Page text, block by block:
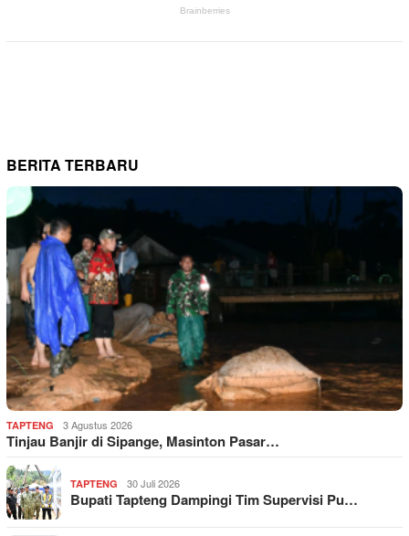
BERITA TERBARU
TAPTENG 3 Agustus 2026
Tinjau Banjir di Sipange, Masinton Pasar…
TAPTENG 30 Juli 2026
Bupati Tapteng Dampingi Tim Supervisi Pu…